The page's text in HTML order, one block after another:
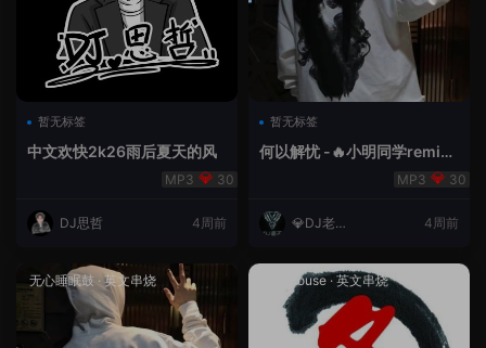
暂无标签
中文欢快2k26雨后夏天的风
30
DJ思哲 4周前
暂无标签
何以解忧 -🔥小明同学remix
30
💎DJ老王
4周前
无心睡眠鼓 ·英文串烧 Lak House· 英文串烧